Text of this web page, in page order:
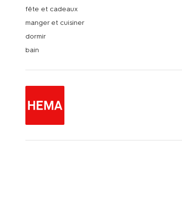
fête et cadeaux
manger et cuisiner
dormir
bain